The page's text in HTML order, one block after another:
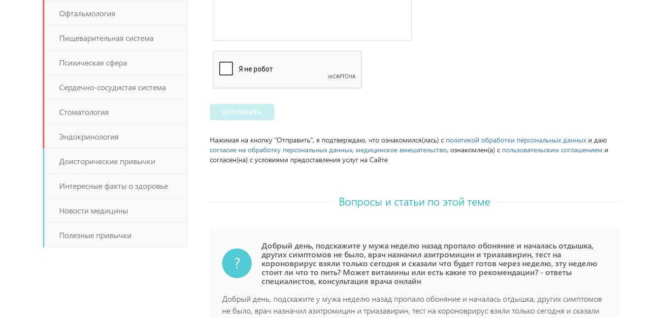
ОТПРАВИТЬ
Нажимая на кнопку "Отправить", я подтверждаю, что ознакомился(лась) с политикой обработки персональных данных и даю
согласие на обработку персональных данных, медицинское вмешательство, ознакомлен(а) с пользовательским соглашением и
согласен(на) с условиями предоставления услуг на Сайте
Вопросы и статьи по этой теме
Добрый день, подскажите у мужа неделю назад пропало обоняние и началась отдышка,
других симптомов не было, врач назначил азитромицин и триазавирин, тест на
короноврирус взяли только сегодня и сказали что будет готов через неделю, эту неделю
стоит ли что то пить? Может витамины или есть какие то рекомендации? - ответы
специалистов, консультация врача онлайн
Добрый день, подскажите у мужа неделю назад пропало обоняние и началась отдышка, других симптомов
не было, врач назначил азитромицин и триазавирин, тест на короноврирус взяли только сегодня и сказали
Офтальмология
Пищеварительная система
Психическая сфера
Сердечно-сосудистая система
Стоматология
Эндокринология
Доисторические привычки
Интересные факты о здоровье
Новости медицины
Полезные привычки